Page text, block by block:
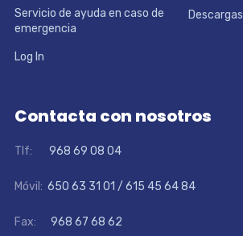
Servicio de ayuda en caso de
emergencia
Descargas
Log In
Contacta con nosotros
Tlf: 968 69 08 04
Móvil: 650 63 31 01 / 615 45 64 84
Fax: 968 67 68 62